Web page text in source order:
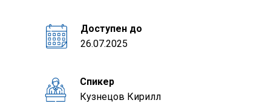
Спикер
Кузнецов Кирилл
Доступен до
26.07.2025